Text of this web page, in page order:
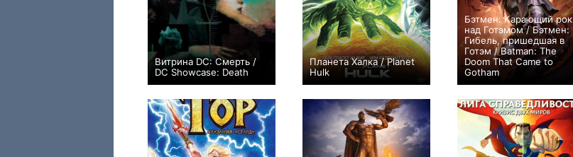
Витрина DC: Смерть /
DC Showcase: Death
+80
Планета Халка / Planet
Hulk
+11
Бэтмен: Карающий рок
над Готэмом / Бэтмен:
Гибель, пришедшая в
Готэм / Batman: The
Doom That Came to
Gotham
+17